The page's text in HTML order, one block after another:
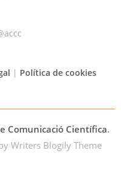
| Política de cookies
Comunicació Científica.
Writers Blogily Theme